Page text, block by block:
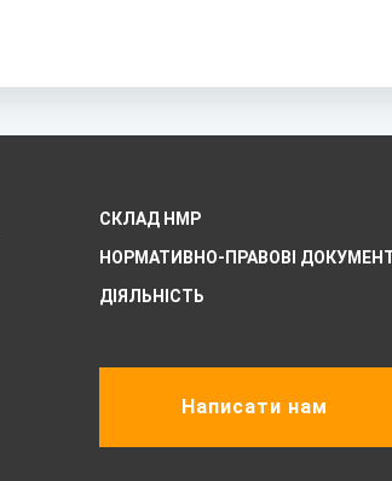
СКЛАД НМР
НОРМАТИВНО-ПРАВОВІ
ДІЯЛЬНІСТЬ
Написати нам